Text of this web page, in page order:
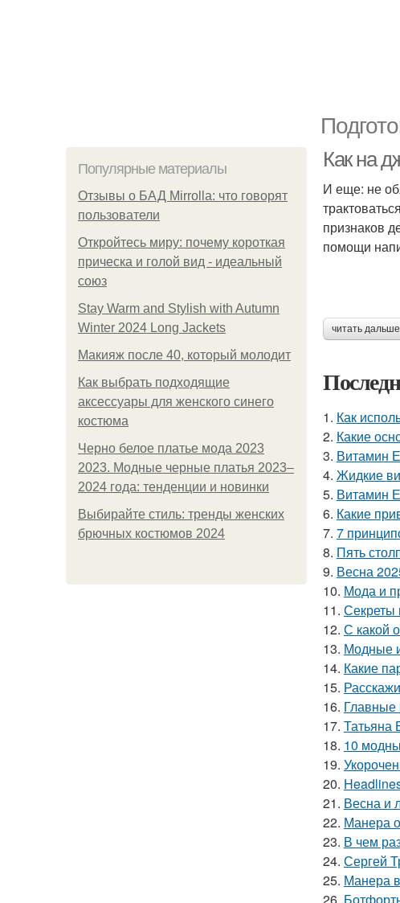
Популярные материалы
Отзывы о БАД Mirrolla: что говорят
пользователи
Откройтесь миру: почему короткая
прическа и голой вид - идеальный
союз
Stay Warm and Stylish with Autumn
Winter 2024 Long Jackets
Макияж после 40, который молодит
Как выбрать подходящие
аксессуары для женского синего
костюма
Черно белое платье мода 2023
2023. Модные черные платья 2023–
2024 года: тенденции и новинки
Выбирайте стиль: тренды женских
брючных костюмов 2024
Как на
И еще: не
признаков
помощи
читать
1. Как
2. Какие
3. Витамин
4. Жидкие
5. Витамин
6. Какие
7. 7
8. Пять
9. Весна
10. Мода и
11. Секреты
12. С какой
13. Модные
14. Какие
15.
16. Главные
17. Татьяна
18. 10
19.
20.
21. Весна и
22. Манера
23. В чем
24. Сергей
25. Манера